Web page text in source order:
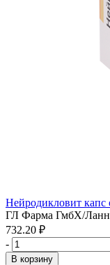
Нейродикловит
ГЛ Фарма ГмбХ/
732.20 ₽
-
В корзину